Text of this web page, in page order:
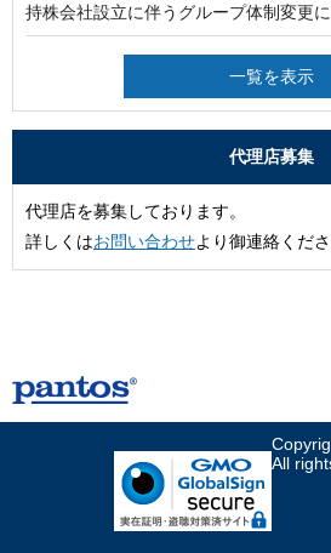
持株会社設立に伴うグループ体制変更
一覧を表示
代理店募集
代理店を募集しております。
詳しくはお問い合わせより御連絡くださ
All